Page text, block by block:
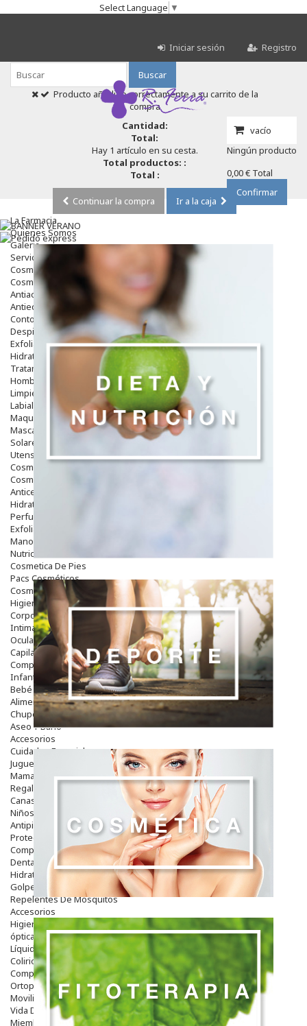
Select Language ▼
Iniciar sesión Registro
Buscar
vacío
Ningún producto
0,00 € Total
Confirmar
Producto añadido correctamente a su carrito de la
compra
Cantidad:
Total:
Hay 1 artículo en su cesta.
Total productos: :
Total :
Continuar la compra
Ir a la caja
La Farmacia
Quienes Somos
Galeria
Servicios
Cosmética
Cosmética Facial
Antiacné
Antiedad
Contorno De Ojos
Despigmentantes
Exfoliantes
Hidratantes
Tratamientos De Noche
Hombre
Limpieza
Labiales
Maquillajes Y Color
Mascarillas
Solares
Utensilios
Cosmética Capilar
Cosmética Corporal
Anticelulíticos
Hidratantes Corporales
Perfumes Y Colonias
Exfoliantes Corporales
Manos Y Uñas
Nutricosmética
Cosmetica De Pies
Pacs Cosméticos
Cosmetica Facial Piel Sensible
Higiene
Corporal
Intima
Ocular
Capilar
Complementos
Infantil
Bebé
Alimentación Y Complementos
Chupetes Y Mordedores
Aseo Y Baño
Accesorios
Cuidados Especiales
Juguetes
Mama
Regalos
Canastilla
Niños
Antipiojos
Protección Solar
Complementos Alimentarios
Dentales
Hidratantes
Golpes Y Hematomas
Repelentes De Mosquitos
Accesorios
Higiene
óptica
Líquidos Lentillas
Colirios
Complementos Alimentarios.
Ortopedia - Accesorios
Movilidad
Vida Diaria
Miembro Superior